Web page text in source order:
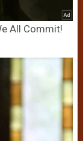
All Commit!